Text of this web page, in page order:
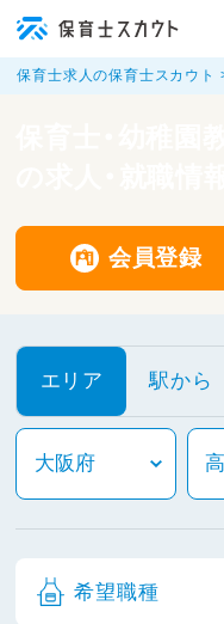
保育士求人の保育士スカウト
会員登録
エリア 駅から
希望職種